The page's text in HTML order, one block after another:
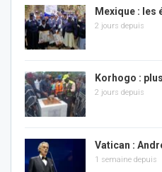
Mexique : les
2 jours depuis
Korhogo :
2 jours depuis
Vatican :
1 semaine depuis